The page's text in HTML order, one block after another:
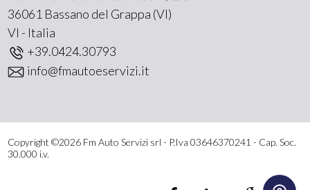
36061 Bassano del Grappa (VI)
VI - Italia
+39.0424.30793
info@fmautoeservizi.it
Copyright ©2026 Fm Auto Servizi srl - P.Iva 03646370241 - Cap. Soc.
30.000 i.v.